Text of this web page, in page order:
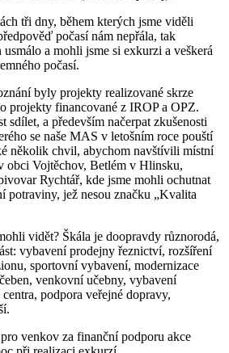
tři dny, během kterých jsme viděli
počasí nám nepřála, tak
usmálo a mohli jsme si exkurzi a veškerá
počasí.
byly projekty realizované skrze
projekty financované z IROP a OPZ.
sdílet, a především načerpat zkušenosti
se naše MAS v letošním roce pouští
několik chvil, abychom navštívili místní
obci Vojtěchov, Betlém v Hlinsku,
Rychtář, kde jsme mohli ochutnat
potraviny, jež nesou značku „Kvalita
vidět? Škála je doopravdy různorodá,
vybavení prodejny řeznictví, rozšíření
sportovní vybavení, modernizace
venkovní učebny, vybavení
podpora veřejné dopravy,
venkov za finanční podporu akce